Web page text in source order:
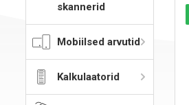
skannerid
Mobiilsed arvutid
Kalkulaatorid